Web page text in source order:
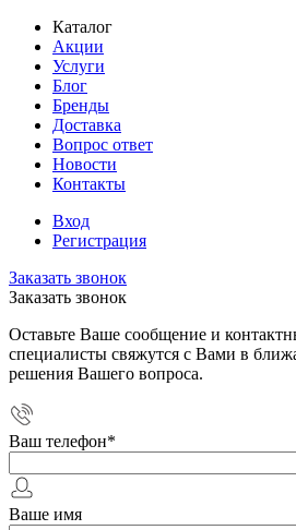
Каталог
Акции
Услуги
Блог
Бренды
Доставка
Вопрос ответ
Новости
Контакты
Вход
Регистрация
Заказать звонок
Заказать звонок
Оставьте Ваше сообщение и
специалисты свяжутся с Вами в
решения Вашего вопроса.
Ваш телефон*
Ваше имя